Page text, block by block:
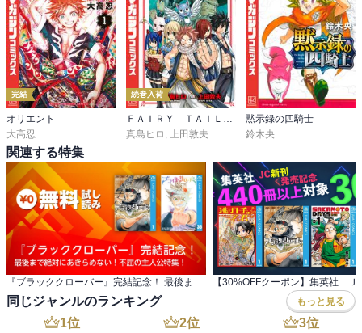
完結
オリエント
大高忍
続巻入荷
真島ヒロ
上田敦夫
黙示録の四騎士
鈴木央
関連する特集
同じジャンルのランキング もっと見る
1位 2位 3位